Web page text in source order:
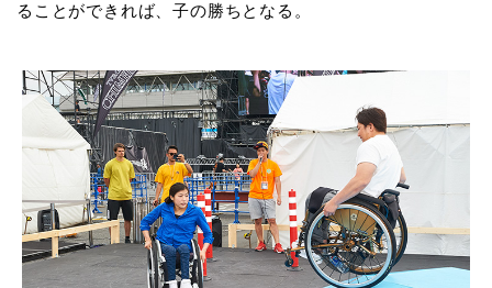
ることができれば、子の勝ちとなる。